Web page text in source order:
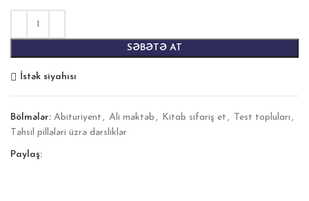
SƏBƏTƏ AT
İstək siyahısı
Bölmələr: Abituriyent , Ali məktəb , Kitab sifariş et , Test topluları ,
Təhsil pillələri üzrə dərsliklər
Paylaş: